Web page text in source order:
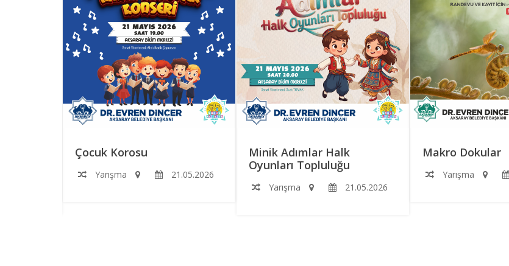
Çocuk Korosu
Yarışma 21.05.2026
Minik Adımlar Halk
Oyunları Topluluğu
Yarışma 21.05.2026
Makro Dokular
Yarışma